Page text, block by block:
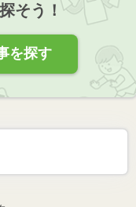
そう！
を探す